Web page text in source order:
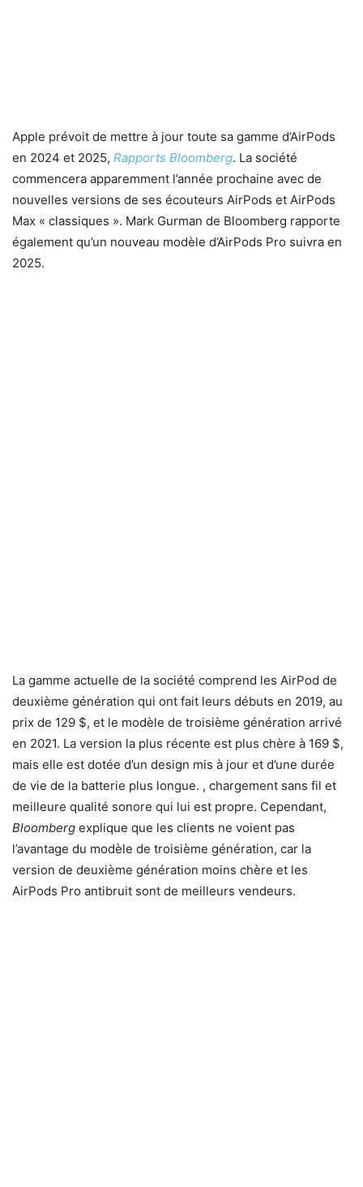
Apple prévoit de mettre à jour toute sa gamme d’AirPods
en 2024 et 2025, Rapports Bloomberg. La société
commencera apparemment l’année prochaine avec de
nouvelles versions de ses écouteurs AirPods et AirPods
Max « classiques ». Mark Gurman de Bloomberg rapporte
également qu’un nouveau modèle d’AirPods Pro suivra en
2025.
La gamme actuelle de la société comprend les AirPod de
deuxième génération qui ont fait leurs débuts en 2019, au
prix de 129 $, et le modèle de troisième génération arrivé
en 2021. La version la plus récente est plus chère à 169 $,
mais elle est dotée d’un design mis à jour et d’une durée
de vie de la batterie plus longue. , chargement sans fil et
meilleure qualité sonore qui lui est propre. Cependant,
Bloomberg explique que les clients ne voient pas
l’avantage du modèle de troisième génération, car la
version de deuxième génération moins chère et les
AirPods Pro antibruit sont de meilleurs vendeurs.